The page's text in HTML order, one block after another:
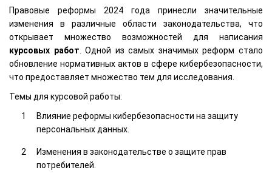
Правовые реформы 2024 года принесли значительные
изменения в различные области законодательства, что
открывает множество возможностей для написания
курсовых работ. Одной из самых значимых реформ стало
обновление нормативных актов в сфере кибербезопасности,
что предоставляет множество тем для исследования.
Темы для курсовой работы:
Влияние реформы кибербезопасности на защиту
персональных данных.
Изменения в законодательстве о защите прав
потребителей.